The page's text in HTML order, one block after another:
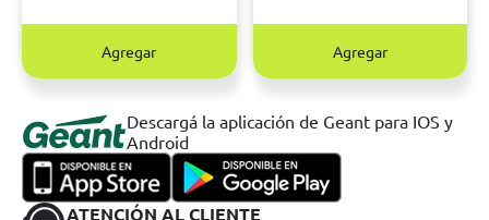
Agregar Agregar
Descargá la aplicación de Geant para IOS y
Android
ATENCIÓN AL CLIENTE